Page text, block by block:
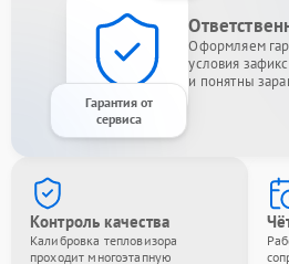
Гарантия от
сервиса
Оформляем
условия
и понятны
Контроль качества
Калибровка тепловизора
проходит многоэтапную